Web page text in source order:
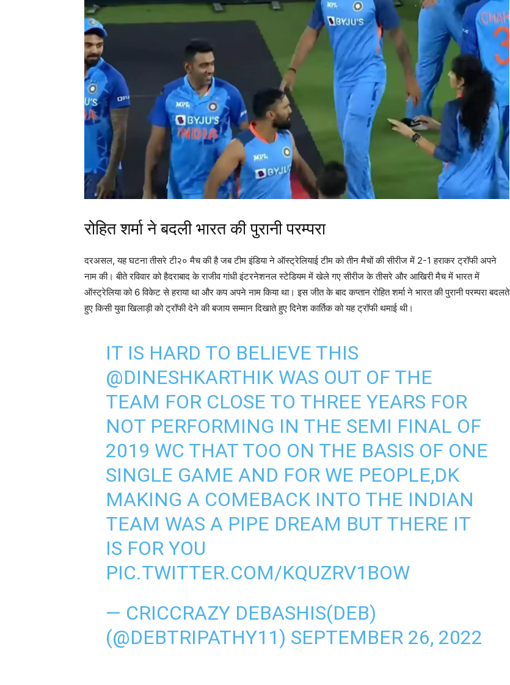
रोहित शर्मा ने बदली भारत की पुरानी परम्परा
दरअसल, यह घटना तीसरे टी२० मैच की है जब टीम इंडिया ने ऑस्ट्रेलियाई टीम को तीन मैचों की सीरीज में 2-1 हराकर ट्रॉफी अपने
नाम की। बीते रविवार को हैदराबाद के राजीव गांधी इंटरनेशनल स्टेडियम में खेले गए सीरीज के तीसरे और आखिरी मैच में भारत में
ऑस्ट्रेलिया को 6 विकेट से हराया था और कप अपने नाम किया था। इस जीत के बाद कप्तान रोहित शर्मा ने भारत की पुरानी परम्परा बदलते
हुए किसी युवा खिलाड़ी को ट्रॉफी देने की बजाय सम्मान दिखाते हुए दिनेश कार्तिक को यह ट्रॉफी थमाई थी।
IT IS HARD TO BELIEVE THIS
@DINESHKARTHIKWAS OUT OF THE
TEAM FOR CLOSE TO THREE YEARS FOR
NOT PERFORMING IN THE SEMI FINAL OF
2019 WC THAT TOO ON THE BASIS OF ONE
SINGLE GAME AND FOR WE PEOPLE,DK
MAKING A COMEBACK INTO THE INDIAN
TEAM WAS A PIPE DREAM BUT THERE IT
IS FOR YOU
PIC.TWITTER.COM/KQUZRV1BOW
— CRICCRAZY DEBASHIS(DEB)
(@DEBTRIPATHY11) SEPTEMBER 26, 2022